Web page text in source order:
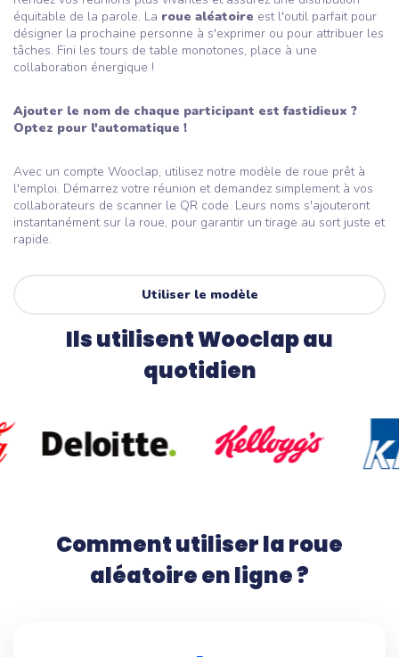
équitable de la parole. La roue aléatoire est l'outil parfait pour
désigner la prochaine personne à s'exprimer ou pour attribuer les
tâches. Fini les tours de table monotones, place à une
collaboration énergique !
Ajouter le nom de chaque participant est fastidieux ?
Optez pour l'automatique !
Avec un compte Wooclap, utilisez notre modèle de roue prêt à
l'emploi. Démarrez votre réunion et demandez simplement à vos
collaborateurs de scanner le QR code. Leurs noms s'ajouteront
instantanément sur la roue, pour garantir un tirage au sort juste et
rapide.
Utiliser le modèle
Ils utilisent Wooclap au
quotidien
Comment utiliser la roue
aléatoire en ligne ?